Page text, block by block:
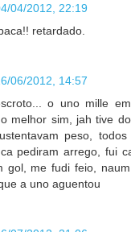
04/2012, 22:19
retardado.
06/2012, 14:57
o uno mille
melhor sim, jah tive
peso,
pediram arrego, fui
gol, me fudi feio,
a uno aguentou